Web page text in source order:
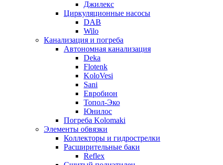
Джилекс
Циркуляционные насосы
DAB
Wilo
Канализация и погреба
Автономная канализация
Deka
Flotenk
KoloVesi
Sani
Евробион
Топол-Эко
Юнилос
Погреба Kolomaki
Элементы обвязки
Коллекторы и гидрострелки
Расширительные баки
Reflex